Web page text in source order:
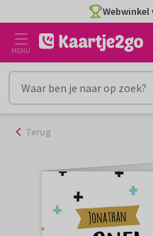
naar
inhoud
Webwinkel
MENU
Terug